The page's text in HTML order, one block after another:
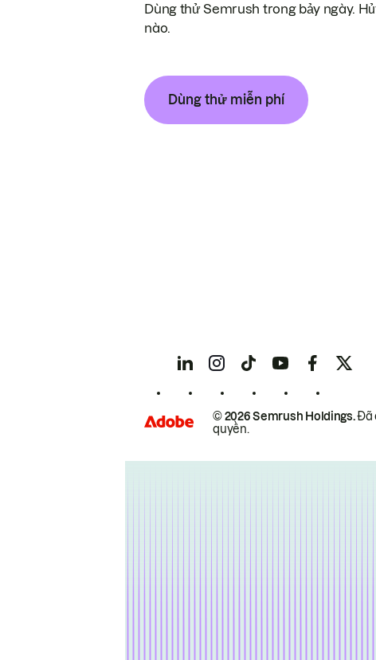
Dùng thử Semrush trong bảy ngày.
nào.
Dùng thử miễn phí
© 2026 Semrush Holdings.Đã
quyền.